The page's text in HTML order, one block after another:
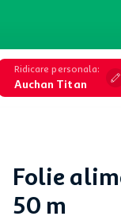
Ridicare personala:
Auchan Titan
Folie
50 m